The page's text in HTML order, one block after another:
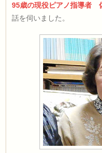
95歳の現役ピアノ指導者
話を伺いました。